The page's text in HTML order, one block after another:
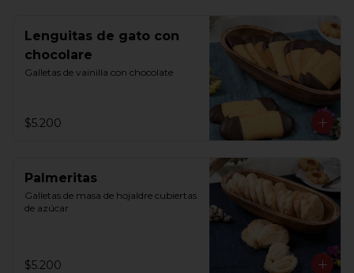
Lenguitas de gato con
chocolare
Galletas de vainilla con chocolate
$5.200
Palmeritas
Galletas de masa de hojaldre cubiertas
de azúcar
$5.200